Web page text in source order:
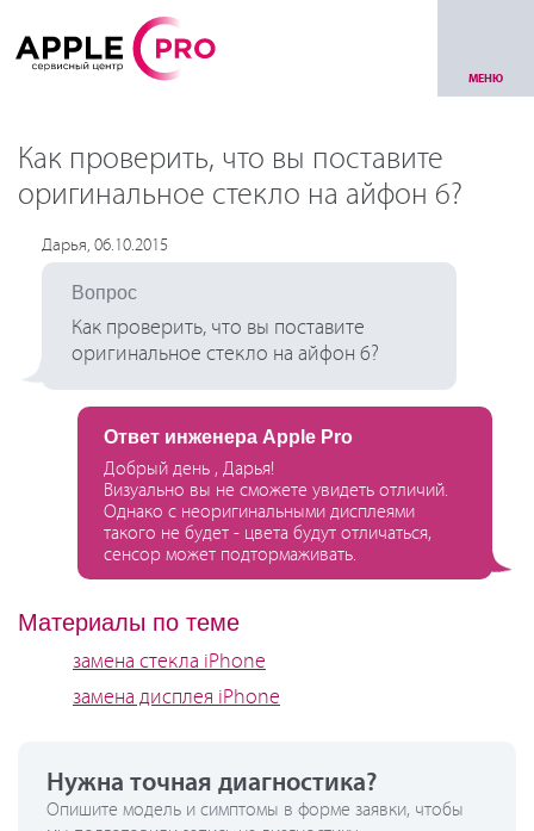
МЕНЮ
Как проверить, что вы поставите
оригинальное стекло на айфон 6?
Дарья, 06.10.2015
Вопрос
Как проверить, что вы поставите
оригинальное стекло на айфон 6?
Ответ инженера Apple Pro
Добрый день , Дарья!
Визуально вы не сможете увидеть отличий.
Однако с неоригинальными дисплеями
такого не будет - цвета будут отличаться,
сенсор может подтормаживать.
Материалы по теме
замена стекла iPhone
замена дисплея iPhone
Нужна точная диагностика?
Опишите модель и симптомы в форме заявки, чтобы